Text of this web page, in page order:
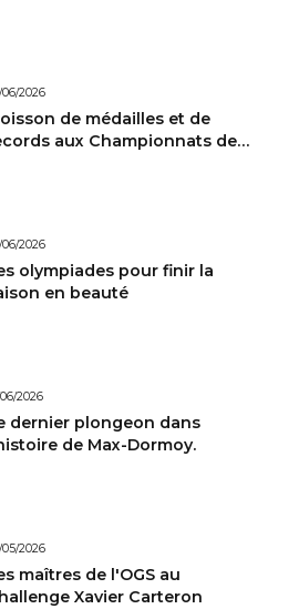
06/2026
de médailles et de
aux Championnats de
06/2026
olympiades pour finir la
en beauté
2026
dernier plongeon dans
de Max-Dormoy.
05/2026
maîtres de l'OGS au
Xavier Carteron